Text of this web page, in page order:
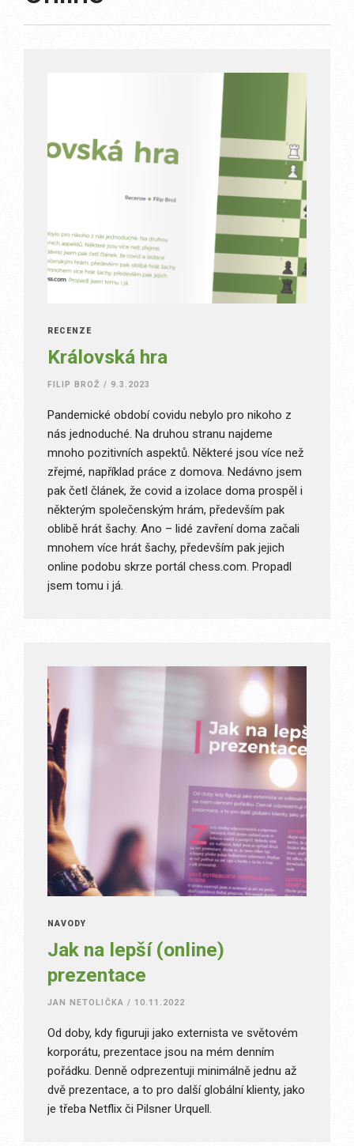
RECENZE
Královská hra
FILIP BROŽ / 9.3.2023
Pandemické období covidu nebylo pro nikoho z
nás jednoduché. Na druhou stranu najdeme
mnoho pozitivních aspektů. Některé jsou více než
zřejmé, například práce z domova. Nedávno jsem
pak četl článek, že covid a izolace doma prospěl i
některým společenským hrám, především pak
oblibě hrát šachy. Ano – lidé zavření doma začali
mnohem více hrát šachy, především pak jejich
online podobu skrze portál chess.com. Propadl
jsem tomu i já.
NÁVODY
Jak na lepší (online)
prezentace
JAN NETOLIČKA / 10.11.2022
Od doby, kdy figuruji jako externista ve světovém
korporátu, prezentace jsou na mém denním
pořádku. Denně odprezentuji minimálně jednu až
dvě prezentace, a to pro další globální klienty, jako
je třeba Netflix či Pilsner Urquell.